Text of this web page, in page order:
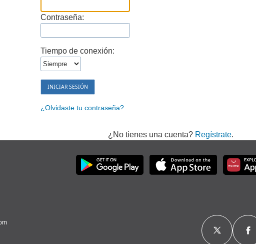
Contraseña:
Tiempo de conexión:
¿Olvidaste tu contraseña?
¿No tienes una cuenta? Regístrate.